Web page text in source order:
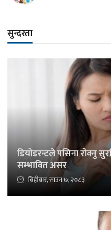
सुन्दरता
डियोडरन्टले पसिना रोक्नु
सम्भावित असर
बिहीबार, साउन ७, २०८३